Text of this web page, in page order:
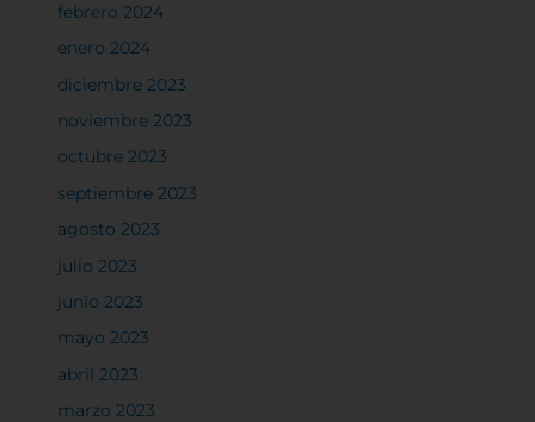
febrero 2024
enero 2024
diciembre 2023
noviembre 2023
octubre 2023
septiembre 2023
agosto 2023
julio 2023
junio 2023
mayo 2023
abril 2023
marzo 2023